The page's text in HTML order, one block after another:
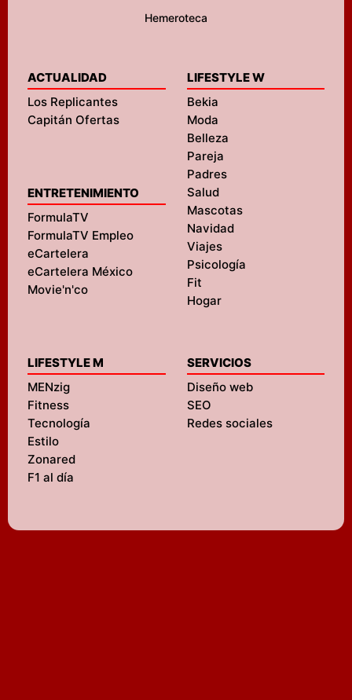
Hemeroteca
ACTUALIDAD
Los Replicantes
Capitán Ofertas
ENTRETENIMIENTO
FormulaTV
FormulaTV Empleo
eCartelera
eCartelera México
Movie'n'co
LIFESTYLE W
Bekia
Moda
Belleza
Pareja
Padres
Salud
Mascotas
Navidad
Viajes
Psicología
Fit
Hogar
LIFESTYLE M
MENzig
Fitness
Tecnología
Estilo
Zonared
F1 al día
SERVICIOS
Diseño web
SEO
Redes sociales